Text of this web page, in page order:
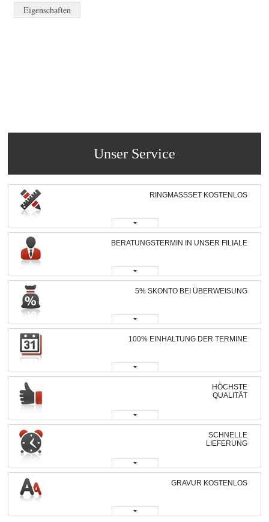
Eigenschaften
Unser Service
RINGMASSSET KOSTENLOS
BERATUNGSTERMIN IN UNSER FILIALE
5% SKONTO BEI ÜBERWEISUNG
100% EINHALTUNG DER TERMINE
HÖCHSTE
QUALITÄT
SCHNELLE
LIEFERUNG
GRAVUR KOSTENLOS